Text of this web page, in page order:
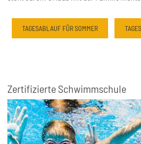
TAGESABLAUF FÜR SOMMER
Zertifizierte Schwimmschule